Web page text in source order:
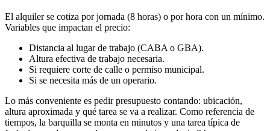
El alquiler se cotiza por jornada (8 horas) o por hora con un mínimo.
Variables que impactan el precio:
Distancia al lugar de trabajo (CABA o GBA).
Altura efectiva de trabajo necesaria.
Si requiere corte de calle o permiso municipal.
Si se necesita más de un operario.
Lo más conveniente es pedir presupuesto contando: ubicación,
altura aproximada y qué tarea se va a realizar. Como referencia de
tiempos, la barquilla se monta en minutos y una tarea típica de